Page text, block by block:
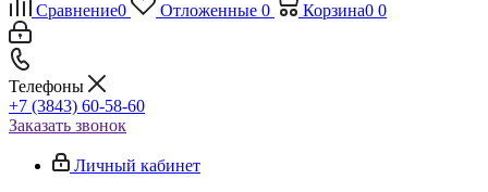
Сравнение0 Отложенные 0 Корзина0 0
Телефоны
+7 (3843) 60-58-60
Заказать звонок
Личный кабинет